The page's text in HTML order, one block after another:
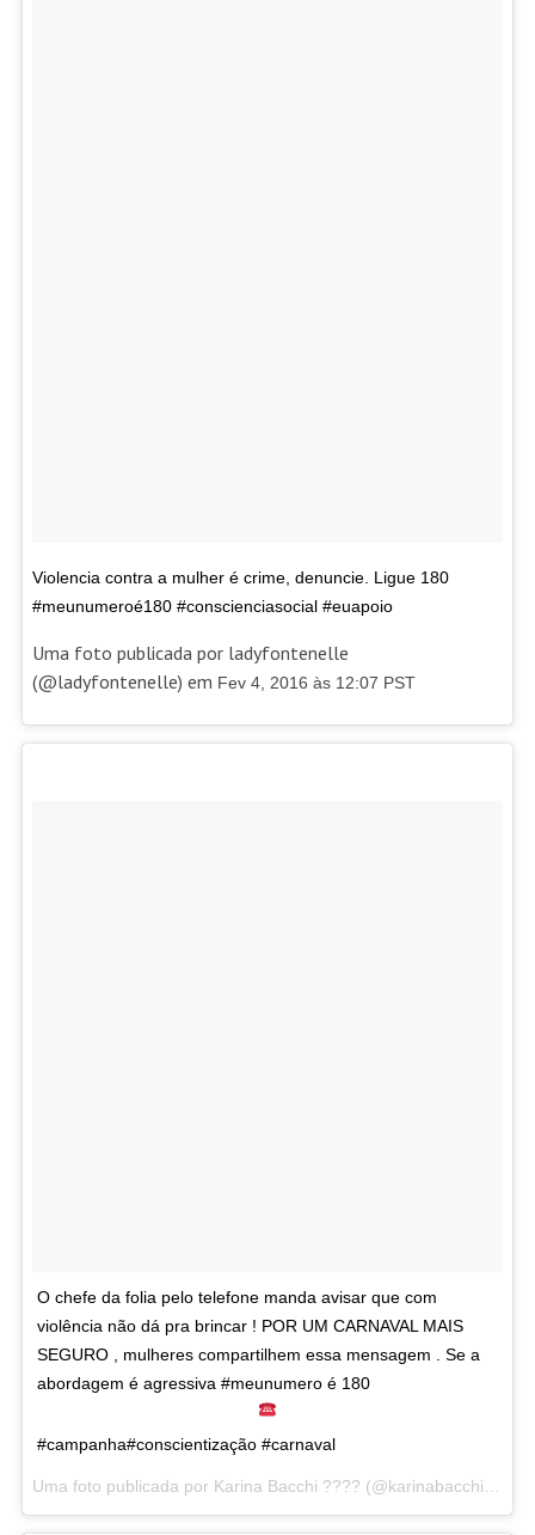
Violencia contra a mulher é crime, denuncie. Ligue 180
#meunumeroé180 #conscienciasocial #euapoio
Uma foto publicada por ladyfontenelle
(@ladyfontenelle) em Fev 4, 2016 às 12:07 PST
O chefe da folia pelo telefone manda avisar que com
violência não dá pra brincar ! POR UM CARNAVAL MAIS
SEGURO , mulheres compartilhem essa mensagem . Se a
abordagem é agressiva #meunumero é 180
#campanha#conscientização #carnaval